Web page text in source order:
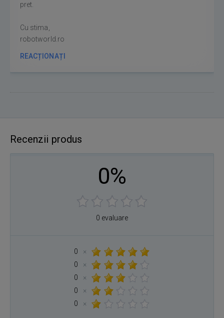
pret.
Cu stima,
robotworld.ro
REACȚIONAȚI
Recenzii produs
0%
0 evaluare
0
×
0
×
0
×
0
×
0
×